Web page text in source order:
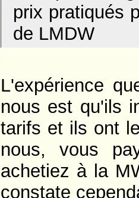
prix pratiqués
de LMDW
L'expérience
nous est qu'ils
tarifs et ils ont
nous, vous
achetiez à la
constate